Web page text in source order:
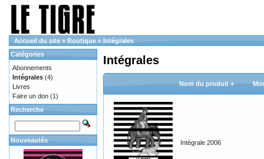
Accueil du site » Boutique » Intégrales
Intégrales
Nom du produit +
Intégrale 2006
Catégories
Abonnements
Intégrales (4)
Livres
Faire un don (1)
Recherche
Nouveautés